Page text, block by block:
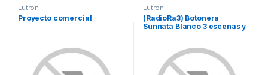
Lutron
Proyecto comercial
Lutron
(RadioRa3) Botonera
Sunnata Blanco 3 escenas y
escenas diferentes en cada
botón.